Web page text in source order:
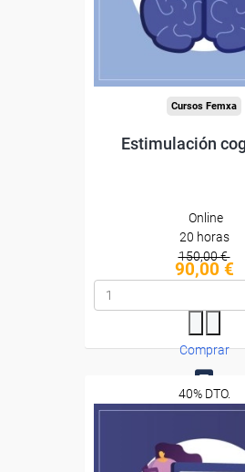
Compra
Cursos Femxa
Estimulación
Online
20 horas
150,00 €
90,00 €
Comprar
0
40% DTO.
Descuentos